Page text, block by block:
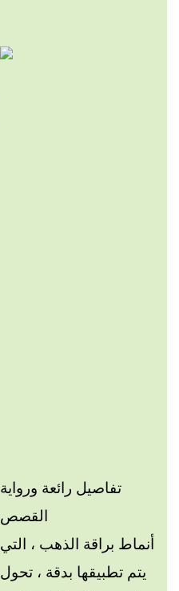
تفاصيل رائعة ورواية
القصص
أنماط براقة الذهب ، التي
يتم تطبيقها بدقة ، تحول